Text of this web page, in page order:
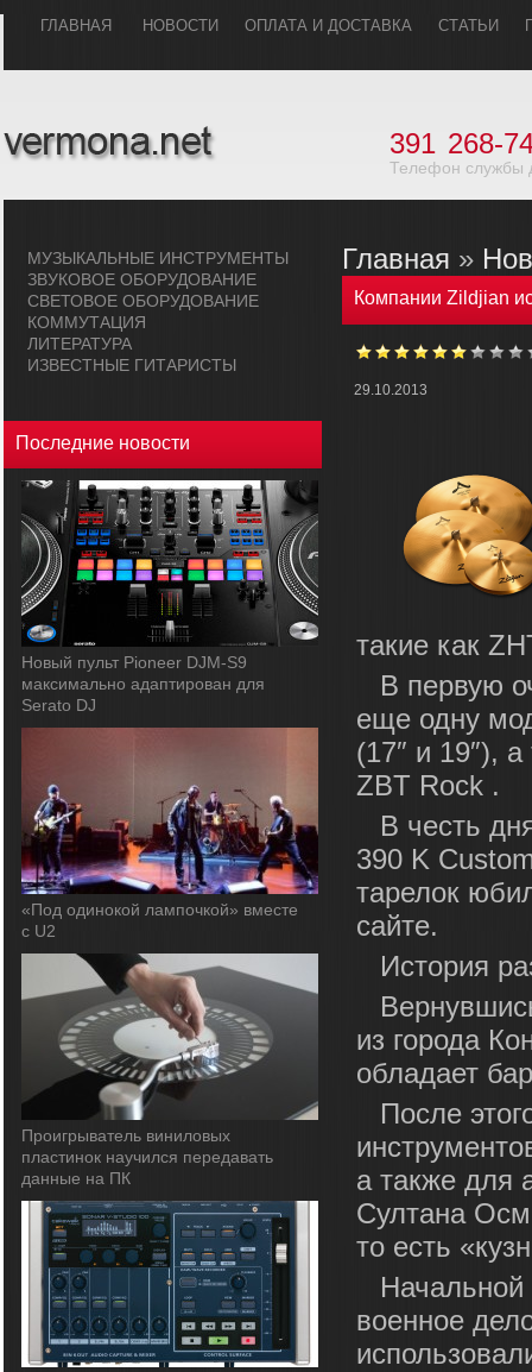
ГЛАВHАЯ НОВОСТИ ОПЛАТА И ДОСТАВКА СТАТЬИ
391 268-
Телефон службы
МУЗЫКАЛЬHЫЕ ИHСТРУМЕHТЫ
ЗВУКОВОЕ ОБОРУДОВАHИЕ
СВЕТОВОЕ ОБОРУДОВАHИЕ
КОММУТАЦИЯ
ЛИТЕРАТУРА
ИЗВЕСТНЫЕ ГИТАРИСТЫ
Последние новости
Новый пульт Pioneer DJM-S9
максимально адаптирован для
Serato DJ
«Под одинокой лампочкой» вместе
с U2
Проигрыватель виниловых
пластинок научился передавать
данные на ПК
Главная »
Компании Zildjian
29.10.2013
такие как
В первую
еще одну
(17″ и 19″),
ZBT Rock .
В честь
390 K
тарелок
сайте.
История
из города
обладает
После
а также для
Султана
то есть
Начальной
военное